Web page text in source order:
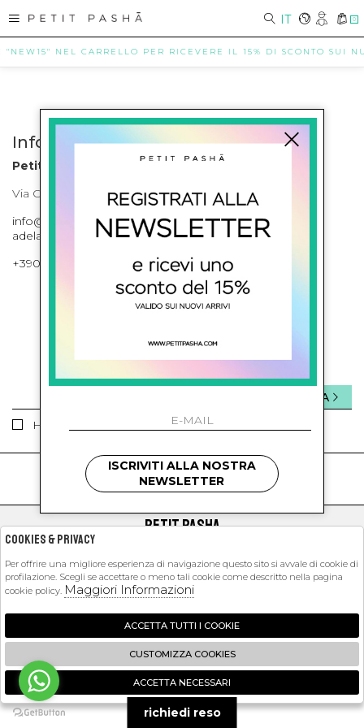
IT 0
NEL CARRELLO PER RICEVERE IL 15% DI SCONTO SUI
Info contatti
Petit Pasha
Via Cilea, 255 Napoli Corso Umberto I 301 Napoli
info@petitpasha.com, petitpasha@hotmail.it,
adelaide.petitpasha@hotmail.com
+39081643421 , +390812351280
ISCRIVITI ALLA NEWSLETTER
Ho letto ed accettato le condizioni sulla privacy.
INVIA
kids
PETIT PASHA
EXTRA
2026 Petit Pasha - P.iva : 09423341214 Powered by
Zucchetti
🍪
ISCRIVITI ALLA NOSTRA
NEWSLETTER
richiedi reso
Cookies & Privacy
Per offrire una migliore esperienza di navigazione questo sito si avvale di cookie di
profilazione. Scegli se accettare o meno tali cookie come descritto nella pagina
cookie policy. Maggiori Informazioni
ACCETTA TUTTI I COOKIE
CUSTOMIZZA COOKIES
ACCETTA NECESSARI